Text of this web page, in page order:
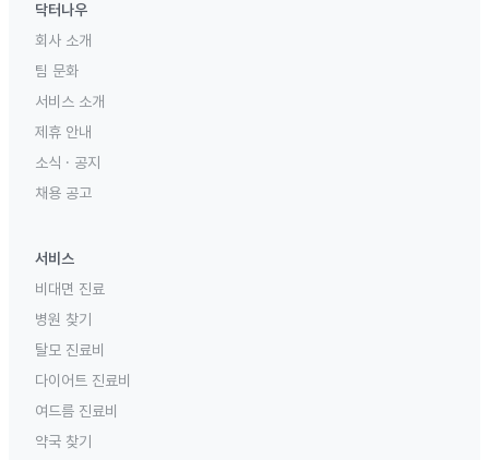
닥터나우
회사 소개
팀 문화
서비스 소개
제휴 안내
소식 · 공지
채용 공고
서비스
비대면 진료
병원 찾기
탈모 진료비
다이어트 진료비
여드름 진료비
약국 찾기